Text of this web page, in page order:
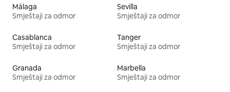
Málaga
Smještaji za odmor
Sevilla
Smještaji za odmor
Casablanca
Smještaji za odmor
Tanger
Smještaji za odmor
Granada
Smještaji za odmor
Marbella
Smještaji za odmor